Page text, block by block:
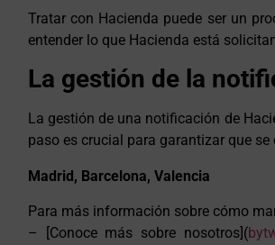
Tratar con Hacienda puede ser un
entender lo que Hacienda está
La gestión de la
La gestión de una notificación de
paso es crucial para garantizar que
Madrid, Barcelona, Valencia
Para más información sobre cómo
– [Conoce más sobre nosotros](